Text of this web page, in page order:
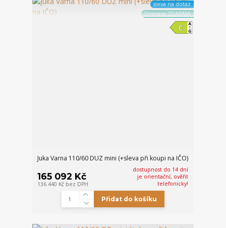
sleva na dotaz
Doprava ZDARMA
Juka Varna 110/60 DUZ mini (+sleva při koupi na IČO)
165 092 Kč
136 440 Kč bez DPH
dostupnost do 14 dní
je orientační, ověřit
telefonicky!
Přidat do košíku